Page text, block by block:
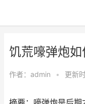
饥荒嚎弹炮
作者： admin • 更新